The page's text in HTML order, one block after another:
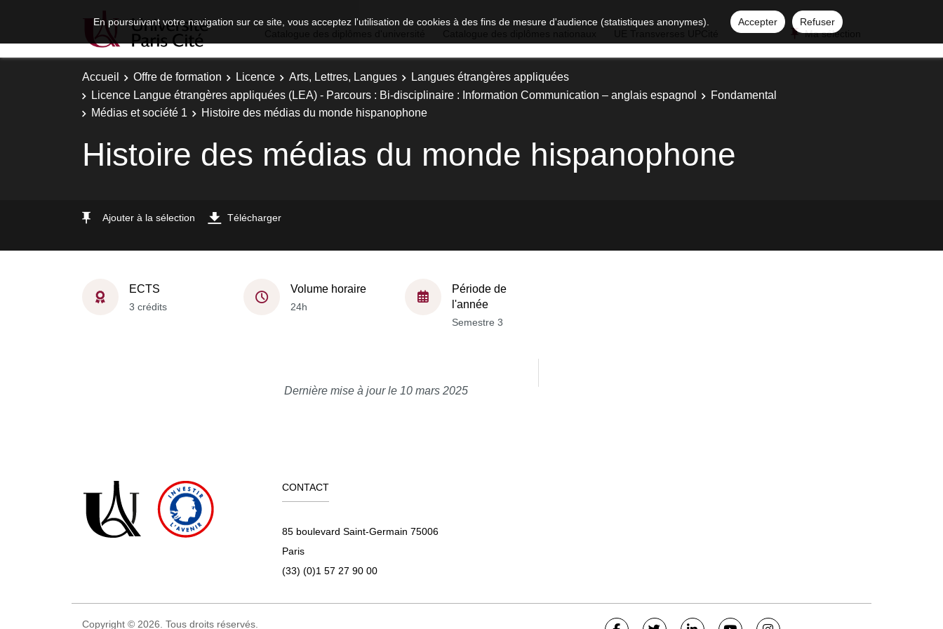
En poursuivant votre navigation sur ce site, vous acceptez l'utilisation de cookies à des fins de mesure d'audience (statistiques anonymes). Accepter
Refuser
Ma sélection
Accueil Offre de formation Licence Arts, Lettres, Langues
Langues étrangères appliquées
Licence Langue étrangères appliquées (LEA) - Parcours : Bi-disciplinaire : Information Communication – anglais espagnol
Fondamental
Médias et société 1
Histoire des médias du monde hispanophone
Histoire des médias du monde hispanophone
Ajouter à la sélection Télécharger
ECTS
3 crédits
Volume horaire
24h
Période de
l'année
Semestre 3
Dernière mise à jour le 10 mars 2025
CONTACT
85 boulevard Saint-Germain 75006
Paris
(33) (0)1 57 27 90 00
Copyright © 2026. Tous droits réservés.